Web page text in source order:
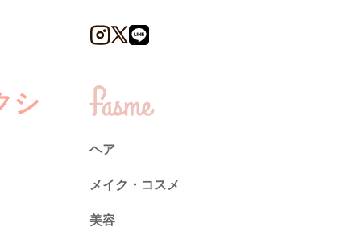
シ
ヘア
メイク・コスメ
美容